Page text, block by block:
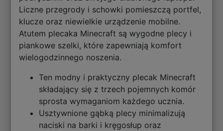
Liczne przegrody i schowki pomieszczą portfel,
klucze oraz niewielkie urządzenie mobilne.
Atutem plecaka Minecraft są wygodne plecy i
piankowe szelki, które zapewniają komfort
wielogodzinnego noszenia.
Ten modny i praktyczny plecak Minecraft
składający się z trzech pojemnych komór
sprosta wymaganiom każdego ucznia.
Usztywnione gąbką plecy minimalizują
naciski na barki i kręgosłup oraz